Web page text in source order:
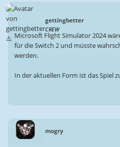
gettingbetter
CREW
Microsoft Flight Simulator 2024
für die Switch 2 und müsste
werden.
In der aktuellen Form ist das Spiel
mogry